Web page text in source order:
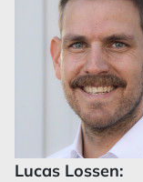
Lucas Lossen: